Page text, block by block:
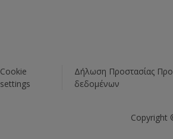
Cookie
settings
Δήλωση Προστασίας
δεδομένων
Copyright